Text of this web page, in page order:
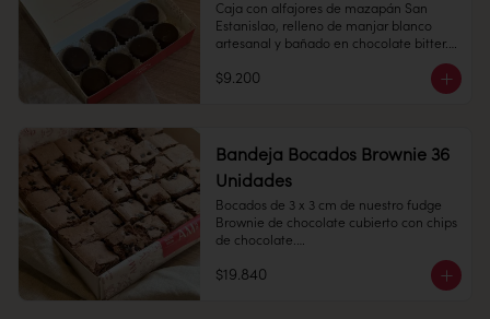
Estanislao y manjar blanco, cubierto en
chocolate bitter.
Cantidad: 50 unidades
Caja con alfajores de mazapán San
Estanislao, relleno de manjar blanco
artesanal y bañado en chocolate bitter.
humedad.
Duración: 30 días.
$9.200
Bandeja Bocados Brownie 36
Unidades
Bocados de 3 x 3 cm de nuestro fudge
Brownie de chocolate cubierto con chips
de chocolate.
36 unidades.
$19.840